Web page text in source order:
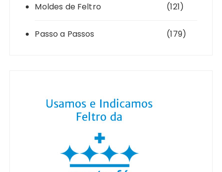
Moldes de Feltro (121)
Passo a Passos (179)